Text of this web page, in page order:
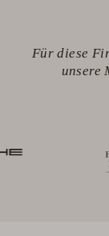
Für diese
unsere